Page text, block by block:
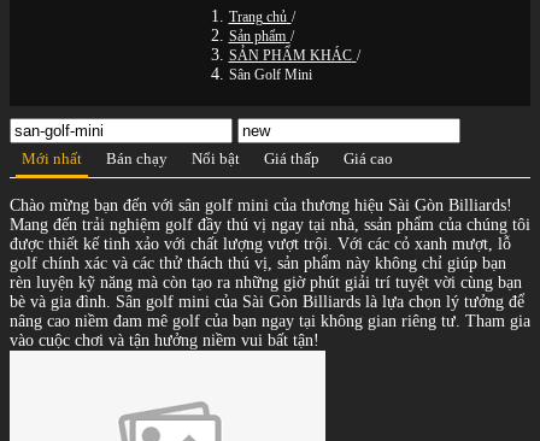
Trang chủ /
Sản phẩm /
SẢN PHẨM KHÁC /
Sân Golf Mini
Mới nhất Bán chạy Nổi bật Giá thấp Giá cao
Chào mừng bạn đến với sân golf mini của thương hiệu Sài Gòn Billiards!
Mang đến trải nghiệm golf đầy thú vị ngay tại nhà, ssản phẩm của chúng tôi
được thiết kế tinh xảo với chất lượng vượt trội. Với các cỏ xanh mượt, lỗ
golf chính xác và các thử thách thú vị, sản phẩm này không chỉ giúp bạn
rèn luyện kỹ năng mà còn tạo ra những giờ phút giải trí tuyệt vời cùng bạn
bè và gia đình. Sân golf mini của Sài Gòn Billiards là lựa chọn lý tưởng để
nâng cao niềm đam mê golf của bạn ngay tại không gian riêng tư. Tham gia
vào cuộc chơi và tận hưởng niềm vui bất tận!